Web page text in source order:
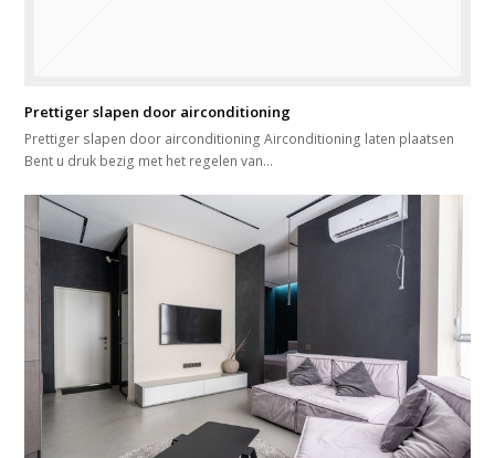
Prettiger slapen door airconditioning
Prettiger slapen door airconditioning Airconditioning laten plaatsen
Bent u druk bezig met het regelen van…